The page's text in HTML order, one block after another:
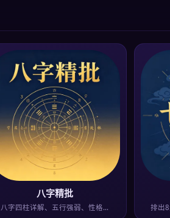
八字精批
八字四柱详解、五行强弱、性格… 排出